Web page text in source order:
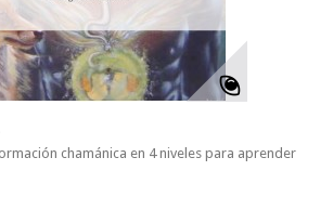
chamánica en 4 niveles para aprender